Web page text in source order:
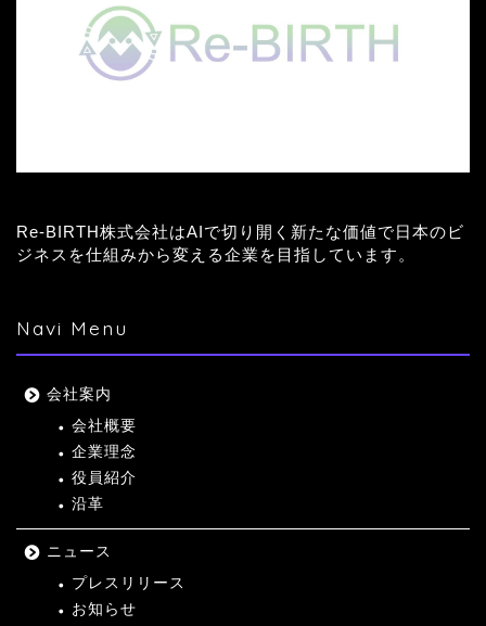
Re-BIRTH株式会社はAIで切り開く新たな価値で日本のビ
ジネスを仕組みから変える企業を目指しています。
Navi Menu
会社案内
会社概要
企業理念
役員紹介
沿革
ニュース
プレスリリース
お知らせ